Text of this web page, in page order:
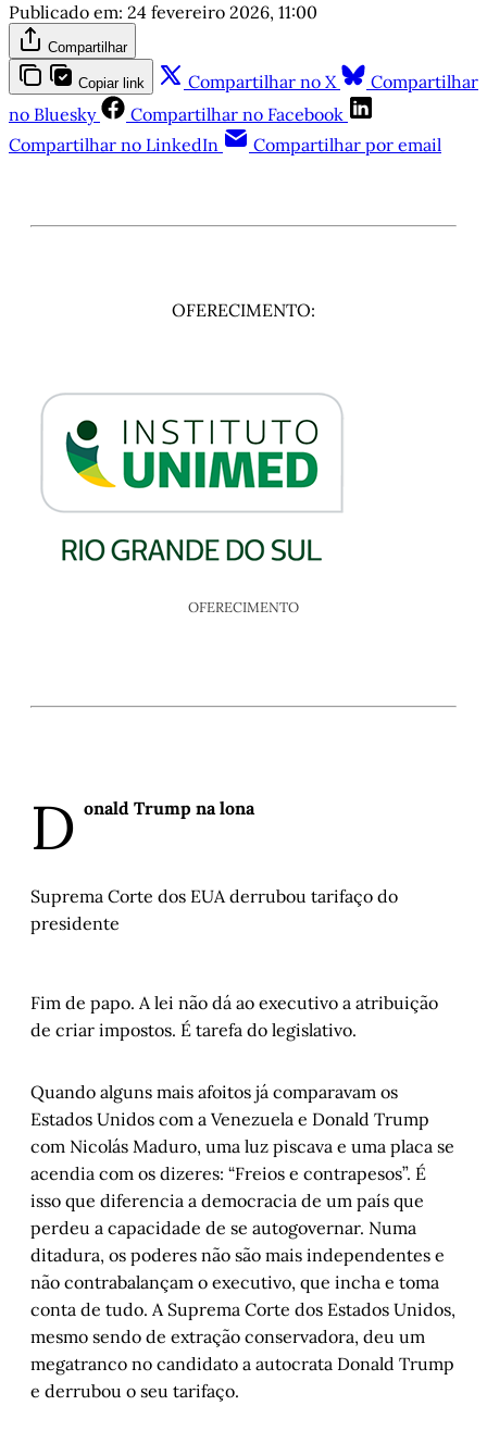
Publicado em: 24 fevereiro 2026, 11:00
Compartilhar
Copiar link Compartilhar no X
Compartilhar
no Bluesky
Compartilhar no Facebook
Compartilhar no LinkedIn
Compartilhar por email
OFERECIMENTO:
OFERECIMENTO
D onald Trump na lona
Suprema Corte dos EUA derrubou tarifaço do
presidente
Fim de papo. A lei não dá ao executivo a atribuição
de criar impostos. É tarefa do legislativo.
Quando alguns mais afoitos já comparavam os
Estados Unidos com a Venezuela e Donald Trump
com Nicolás Maduro, uma luz piscava e uma placa se
acendia com os dizeres: “Freios e contrapesos”. É
isso que diferencia a democracia de um país que
perdeu a capacidade de se autogovernar. Numa
ditadura, os poderes não são mais independentes e
não contrabalançam o executivo, que incha e toma
conta de tudo. A Suprema Corte dos Estados Unidos,
mesmo sendo de extração conservadora, deu um
megatranco no candidato a autocrata Donald Trump
e derrubou o seu tarifaço.